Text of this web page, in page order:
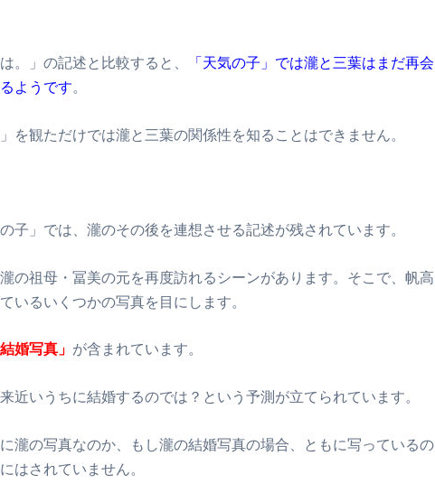
。」の記述と比較すると、
「天気の子」では瀧と三葉はまだ再会
ようです。
を観ただけでは瀧と三葉の関係性を知ることはできません。
子」では、瀧のその後を連想させる記述が残されています。
の祖母・冨美の元を再度訪れるシーンがあります。そこで、帆高
いるいくつかの写真を目にします。
婚写真」 が含まれています。
近いうちに結婚するのでは？という予測が立てられています。
瀧の写真なのか、もし瀧の結婚写真の場合、ともに写っているの
はされていません。